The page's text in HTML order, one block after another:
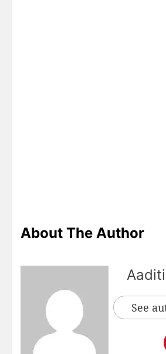
About The Author
See